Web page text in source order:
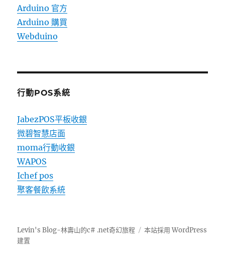
Arduino 官方
Arduino 購買
Webduino
行動POS系統
JabezPOS平板收銀
微碧智慧店面
moma行動收銀
WAPOS
Ichef pos
聚客餐飲系統
Levin's Blog-林壽山的c# .net奇幻旅程
本站採用 WordPress
建置